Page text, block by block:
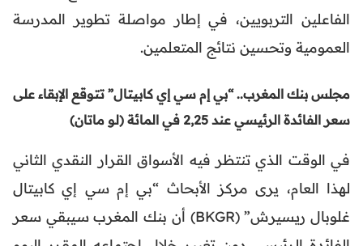
الفاعلين التربويين، في إطار مواصلة تطوير المدرسة
العمومية وتحسين نتائج المتعلمين.
مجلس بنك المغرب.. “بي إم سي إي كابيتال” تتوقع الإبقاء على
سعر الفائدة الرئيسي عند 2,25 في المائة (لو ماتان)
في الوقت الذي تنتظر فيه الأسواق القرار النقدي الثاني
لهذا العام، يرى مركز الأبحاث “بي إم سي إي كابيتال
غلوبال ريسيرش” (BKGR) أن بنك المغرب سيبقي سعر